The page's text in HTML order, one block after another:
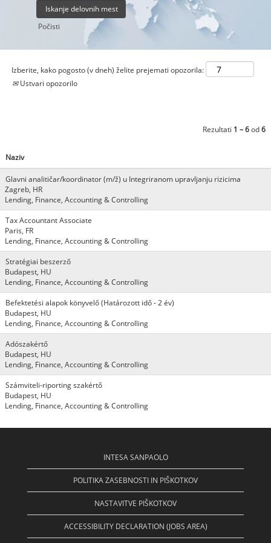
Počisti
Izberite, kako pogosto (v dneh) želite prejemati opozorila:
Ustvari opozorilo
Rezultati 1 – 6od6
Naziv
Glavni analitičar/koordinator (m/ž) u Integriranom upravljanju rizicima
Zagreb, HR
Lending, Finance, Accounting & Controlling
Tax Accountant Associate
Paris, FR
Lending, Finance, Accounting & Controlling
Stratégiai beszerző
Budapest, HU
Lending, Finance, Accounting & Controlling
Befektetési alapok könyvelő (Határozott idő - 2 év)
Budapest, HU
Lending, Finance, Accounting & Controlling
Adószakértő
Budapest, HU
Lending, Finance, Accounting & Controlling
Számviteli-riporting szakértő
Budapest, HU
Lending, Finance, Accounting & Controlling
INTESA SANPAOLO
POLITIKA ZASEBNOSTI IN PIŠKOTKOV
NASTAVITVE PIŠKOTKOV
ACCESSIBILITY DECLARATION (JOBS AREA)